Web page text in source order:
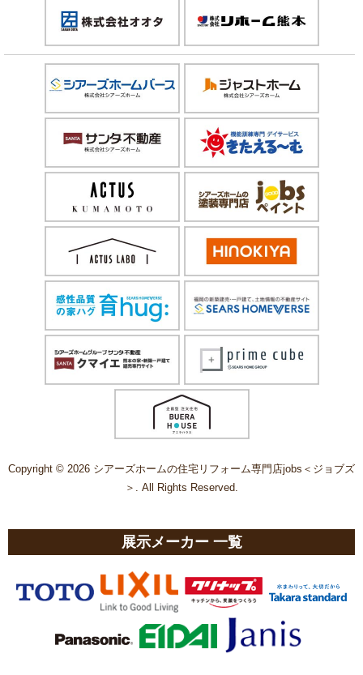
Copyright © 2026 シアーズホームの住宅リフォーム専門店jobs＜ジョブズ
＞. All Rights Reserved.
展示メーカー 一覧